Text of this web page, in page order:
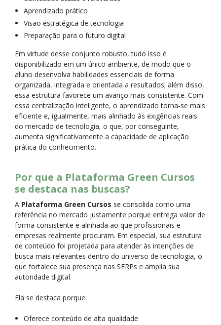
Aprendizado prático
Visão estratégica de tecnologia
Preparação para o futuro digital
Em virtude desse conjunto robusto, tudo isso é
disponibilizado em um único ambiente, de modo que o
aluno desenvolva habilidades essenciais de forma
organizada, integrada e orientada a resultados; além disso,
essa estrutura favorece um avanço mais consistente. Com
essa centralização inteligente, o aprendizado torna‑se mais
eficiente e, igualmente, mais alinhado às exigências reais
do mercado de tecnologia, o que, por conseguinte,
aumenta significativamente a capacidade de aplicação
prática do conhecimento.
Por que a Plataforma Green Cursos
se destaca nas buscas?
A Plataforma Green Cursos se consolida como uma
referência no mercado justamente porque entrega valor de
forma consistente e alinhada ao que profissionais e
empresas realmente procuram. Em especial, sua estrutura
de conteúdo foi projetada para atender às intenções de
busca mais relevantes dentro do universo de tecnologia, o
que fortalece sua presença nas SERPs e amplia sua
autoridade digital.
Ela se destaca porque:
Oferece conteúdo de alta qualidade